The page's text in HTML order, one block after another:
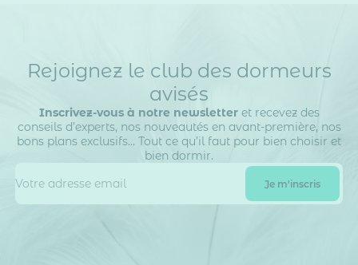
Rejoignez le club des dormeurs
avisés
Inscrivez-vous à notre newsletteret recevez des
conseils d’experts, nos nouveautés en avant-première, nos
bons plans exclusifs… Tout ce qu’il faut pour bien choisir et
bien dormir.